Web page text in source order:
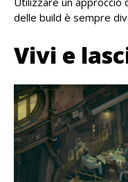
delle build è sempre
Vivi e